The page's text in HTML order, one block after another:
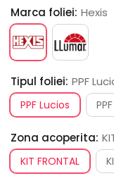
Marca foliei: Hexis
Tipul foliei: PPF
PPF Lucios
Zona acoperita:
KIT FRONTAL